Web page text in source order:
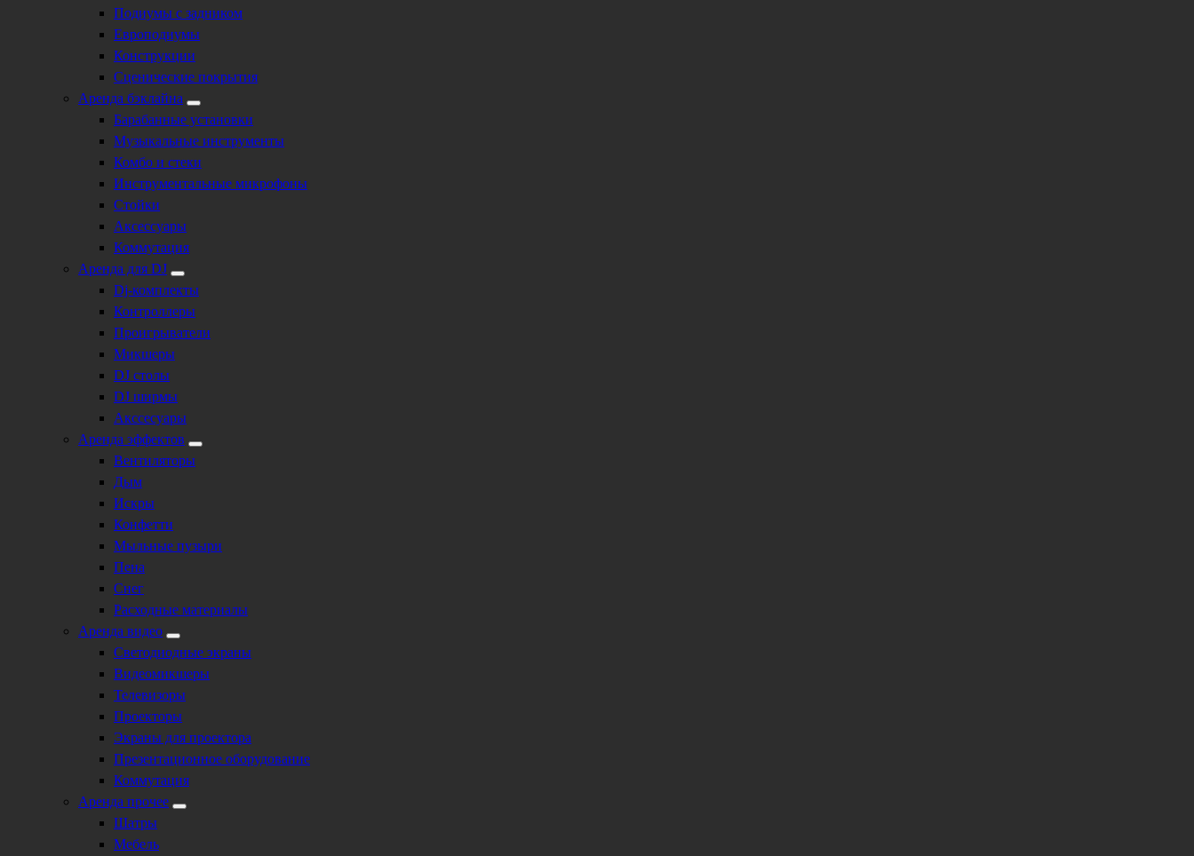
Подиумы с задником
Европодиумы
Конструкции
Сценические покрытия
Аренда бэклайна
Барабанные установки
Музыкальные инструменты
Комбо и стеки
Инструментальные микрофоны
Стойки
Аксессуары
Коммутация
Аренда для DJ
Dj-комплекты
Контроллеры
Проигрыватели
Микшеры
DJ столы
DJ ширмы
Акссесуары
Аренда эффектов
Вентиляторы
Дым
Искры
Конфетти
Мыльные пузыри
Пена
Снег
Расходные материалы
Аренда видео
Светодиодные экраны
Видеомикшеры
Телевизоры
Проекторы
Экраны для проектора
Презентационное оборудование
Коммутация
Аренда прочее
Шатры
Мебель